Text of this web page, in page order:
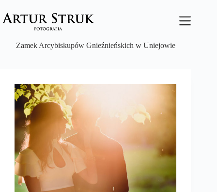
do
treści
Zamek Arcybiskupów Gnieźnieńskich w Uniejowie